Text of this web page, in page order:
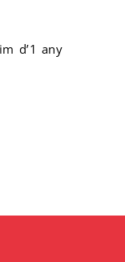
d’1 any